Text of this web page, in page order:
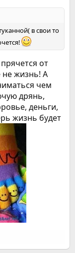
в свои то
от
не жизнь! А
чем
дрянь,
деньги,
жизнь будет